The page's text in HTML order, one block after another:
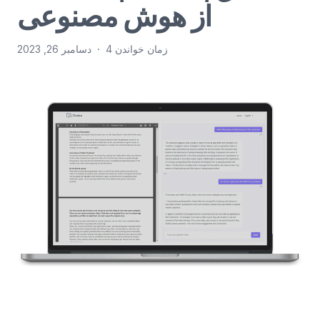
از هوش مصنوعی
دسامبر 26, 2023 · 4 زمان خواندن